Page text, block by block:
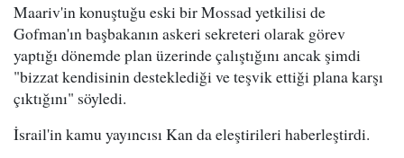
Maariv'in konuştuğu eski bir Mossad yetkilisi de
Gofman'ın başbakanın askeri sekreteri olarak görev
yaptığı dönemde plan üzerinde çalıştığını ancak şimdi
"bizzat kendisinin desteklediği ve teşvik ettiği plana karşı
çıktığını" söyledi.
İsrail'in kamu yayıncısı Kan da eleştirileri haberleştirdi.